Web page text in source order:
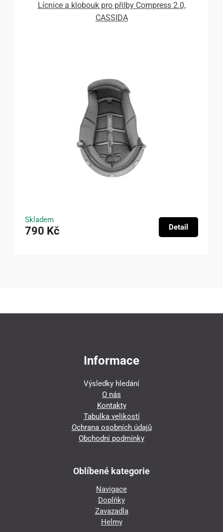
Lícnice a klobouk pro přilby Compress 2.0,
CASSIDA
Skladem
790 Kč Detail
Informace
Výsledky hledání
O nás
Kontakty
Tabulka velikostí
Ochrana osobních údajů
Obchodní podmínky
Oblíbené kategorie
Navigace
Doplňky
Zavazadla
Helmy